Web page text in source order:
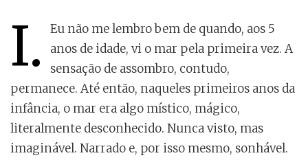
I.
Eu não me lembro bem de quando, aos 5
anos de idade, vi o mar pela primeira vez. A
sensação de assombro, contudo,
permanece. Até então, naqueles primeiros anos da
infância, o mar era algo místico, mágico,
literalmente desconhecido. Nunca visto, mas
imaginável. Narrado e, por isso mesmo, sonhável.